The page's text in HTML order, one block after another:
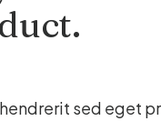
sed eget